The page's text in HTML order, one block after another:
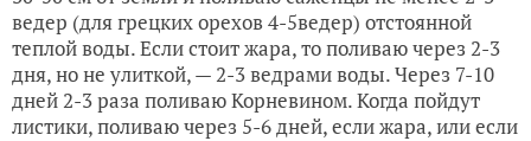
ведер (для грецких орехов 4-5ведер) отстоянной
теплой воды. Если стоит жара, то поливаю через 2-3
дня, но не улиткой, — 2-3 ведрами воды. Через 7-10
дней 2-3 раза поливаю Корневином. Когда пойдут
листики, поливаю через 5-6 дней, если жара, или если